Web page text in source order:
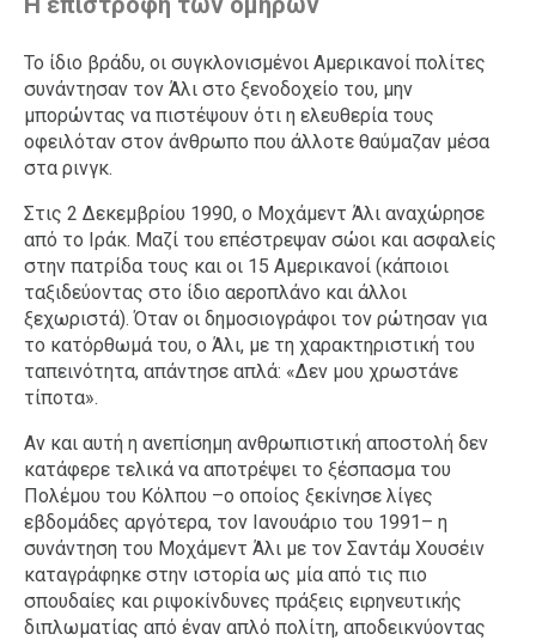
Το ίδιο βράδυ, οι συγκλονισμένοι Αμερικανοί πολίτες
συνάντησαν τον Άλι στο ξενοδοχείο του, μην
μπορώντας να πιστέψουν ότι η ελευθερία τους
οφειλόταν στον άνθρωπο που άλλοτε θαύμαζαν μέσα
στα ρινγκ.
Στις 2 Δεκεμβρίου 1990, ο Μοχάμεντ Άλι αναχώρησε
από το Ιράκ. Μαζί του επέστρεψαν σώοι και ασφαλείς
στην πατρίδα τους και οι 15 Αμερικανοί (κάποιοι
ταξιδεύοντας στο ίδιο αεροπλάνο και άλλοι
ξεχωριστά). Όταν οι δημοσιογράφοι τον ρώτησαν για
το κατόρθωμά του, ο Άλι, με τη χαρακτηριστική του
ταπεινότητα, απάντησε απλά: «Δεν μου χρωστάνε
τίποτα».
Αν και αυτή η ανεπίσημη ανθρωπιστική αποστολή δεν
κατάφερε τελικά να αποτρέψει το ξέσπασμα του
Πολέμου του Κόλπου –ο οποίος ξεκίνησε λίγες
εβδομάδες αργότερα, τον Ιανουάριο του 1991– η
συνάντηση του Μοχάμεντ Άλι με τον Σαντάμ Χουσέιν
καταγράφηκε στην ιστορία ως μία από τις πιο
σπουδαίες και ριψοκίνδυνες πράξεις ειρηνευτικής
διπλωματίας από έναν απλό πολίτη, αποδεικνύοντας